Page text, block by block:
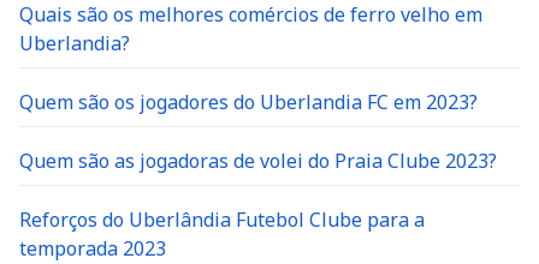
Quais são os melhores comércios de ferro velho em
Uberlandia?
Quem são os jogadores do Uberlandia FC em 2023?
Quem são as jogadoras de volei do Praia Clube 2023?
Reforços do Uberlândia Futebol Clube para a
temporada 2023